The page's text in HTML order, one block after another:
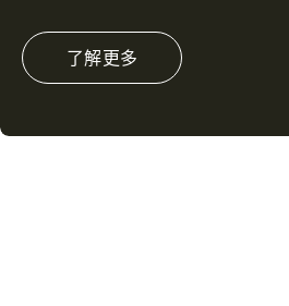
了解更多